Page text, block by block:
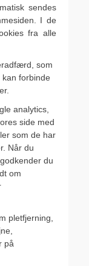
sendes
I de
fra alle
som
forbinde
analytics,
side med
som de har
Når du
du
om
pletfjerning,
på